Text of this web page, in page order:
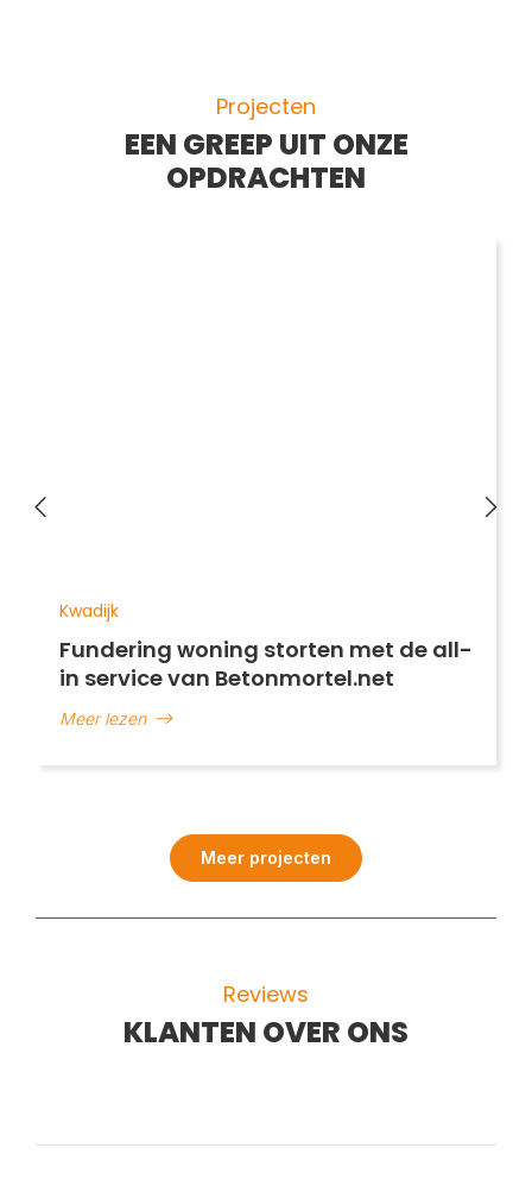
Projecten
EEN GREEP UIT ONZE
OPDRACHTEN
Kwadijk
Fundering woning storten met de all-
in service van Betonmortel.net
Meer lezen
Meer projecten
Reviews
KLANTEN OVER ONS